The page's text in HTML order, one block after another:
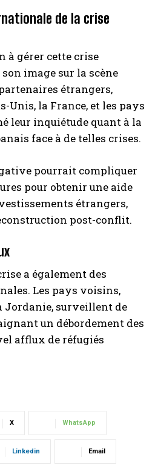
de la crise
à gérer cette crise
image sur la scène
étrangers,
Unis, la France, et les pays
leur inquiétude quant à la
face à de telles crises.
pourrait compliquer
pour obtenir une aide
étrangers,
post-conflit.
a également des
Les pays voisins,
Jordanie, surveillent de
un débordement des
afflux de réfugiés
X WhatsApp
Linkedin Email